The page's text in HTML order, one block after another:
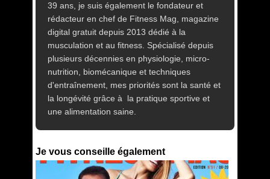
39 ans, je suis également le fondateur et
rédacteur en chef de Fitness Mag, magazine
digital gratuit depuis 2013 dédié à la
musculation et au fitness. Spécialisé depuis
plusieurs décennies en physiologie, micro-
nutrition, biomécanique et techniques
d'entraînement, mes priorités sont la santé et
la longévité grâce à la pratique sportive et
une alimentation saine.
Je vous conseille également